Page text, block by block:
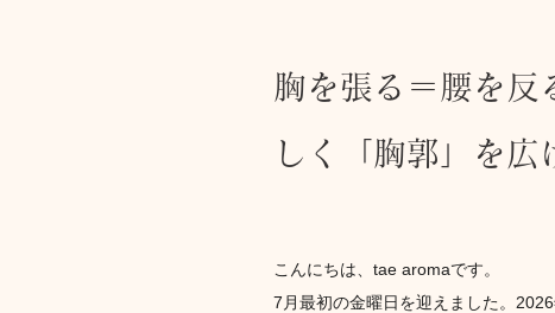
胸を張る＝腰を反
しく「胸郭」を広
こんにちは、tae aromaです。
7月最初の金曜日を迎えました。